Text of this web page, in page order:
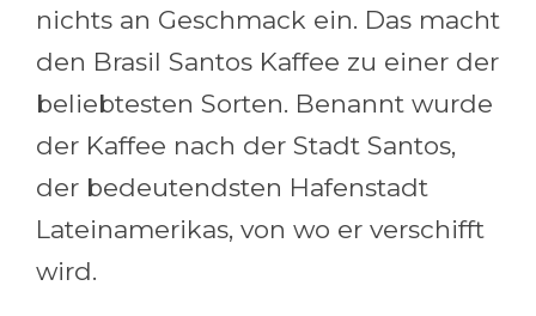
nichts an Geschmack ein. Das macht
den Brasil Santos Kaffee zu einer der
beliebtesten Sorten. Benannt wurde
der Kaffee nach der Stadt Santos,
der bedeutendsten Hafenstadt
Lateinamerikas, von wo er verschifft
wird.